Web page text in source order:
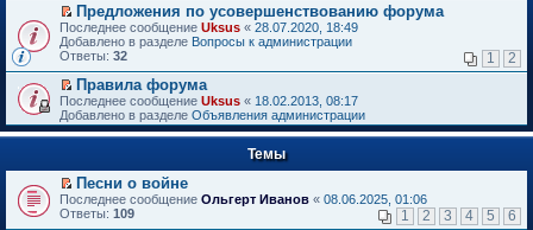
П
е
р
й
т
и
к
п
в
о
м
у
Предложения по усовершенствованию форума
Последнее сообщение Uksus « 28.07.2020, 18:49
Добавлено в разделе Вопросы к администрации
Ответы: 32 1 2
П
е
р
е
т
и
к
п
Правила форума
Последнее сообщение Uksus « 18.02.2013, 08:17
Добавлено в разделе Объявления администрации
Темы
П
е
Песни о войне
Последнее сообщение Ольгерт Иванов « 08.06.2025, 01:06
Ответы: 109 1 2 3 4 5 6